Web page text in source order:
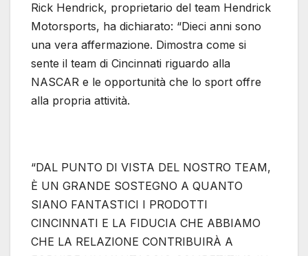
Rick Hendrick, proprietario del team Hendrick
Motorsports, ha dichiarato: “Dieci anni sono
una vera affermazione. Dimostra come si
sente il team di Cincinnati riguardo alla
NASCAR e le opportunità che lo sport offre
alla propria attività.
“DAL PUNTO DI VISTA DEL NOSTRO TEAM,
È UN GRANDE SOSTEGNO A QUANTO
SIANO FANTASTICI I PRODOTTI
CINCINNATI E LA FIDUCIA CHE ABBIAMO
CHE LA RELAZIONE CONTRIBUIRÀ A